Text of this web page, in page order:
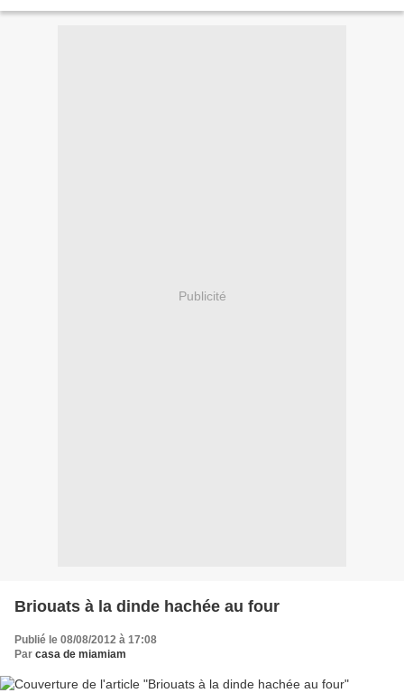
Publicité
Briouats à la dinde hachée au four
Publié le 08/08/2012 à 17:08
Par casa de miamiam